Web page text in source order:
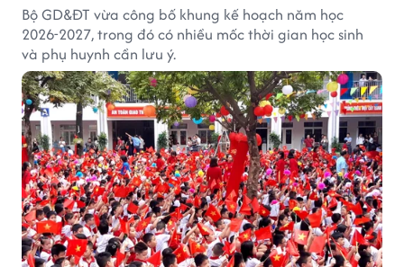
Bộ GD&ĐT vừa công bố khung kế hoạch năm học
2026-2027, trong đó có nhiều mốc thời gian học sinh
và phụ huynh cần lưu ý.